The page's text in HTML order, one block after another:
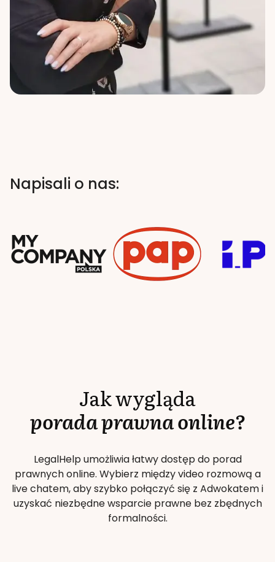
Napisali o nas:
Jak wygląda
porada prawna online?
LegalHelp umożliwia łatwy dostęp do porad
prawnych online. Wybierz między video rozmową a
live chatem, aby szybko połączyć się z Adwokatem i
uzyskać niezbędne wsparcie prawne bez zbędnych
formalności.